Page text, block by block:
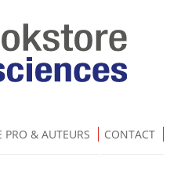
PRO & AUTEURS CONTACT